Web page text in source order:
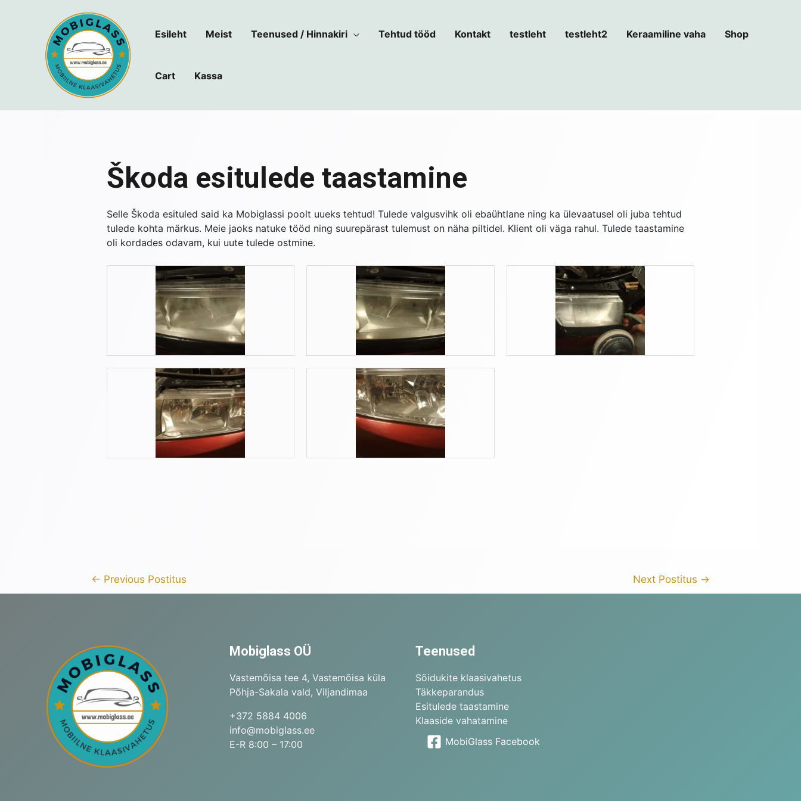
Esileht Meist Teenused / Hinnakiri Tehtud tööd Kontakt testleht testleht2 Keraamiline vaha Shop
Cart Kassa
Škoda esitulede taastamine
Selle Škoda esituled said ka Mobiglassi poolt uueks tehtud! Tulede valgusvihk oli ebaühtlane ning ka ülevaatusel oli juba tehtud
tulede kohta märkus. Meie jaoks natuke tööd ning suurepärast tulemust on näha piltidel. Klient oli väga rahul. Tulede taastamine
oli kordades odavam, kui uute tulede ostmine.
← Previous Postitus Next Postitus →
Mobiglass OÜ
Vastemõisa tee 4, Vastemõisa küla
Põhja-Sakala vald, Viljandimaa
+372 5884 4006
info@mobiglass.ee
E-R 8:00 – 17:00
Teenused
Sõidukite klaasivahetus
Täkkeparandus
Esitulede taastamine
Klaaside vahatamine
MobiGlass Facebook